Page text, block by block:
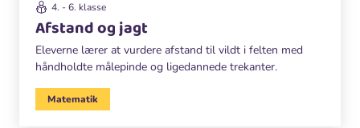
4. - 6. klasse
Afstand og jagt
Eleverne lærer at vurdere afstand til vildt i felten med
håndholdte målepinde og ligedannede trekanter.
Matematik